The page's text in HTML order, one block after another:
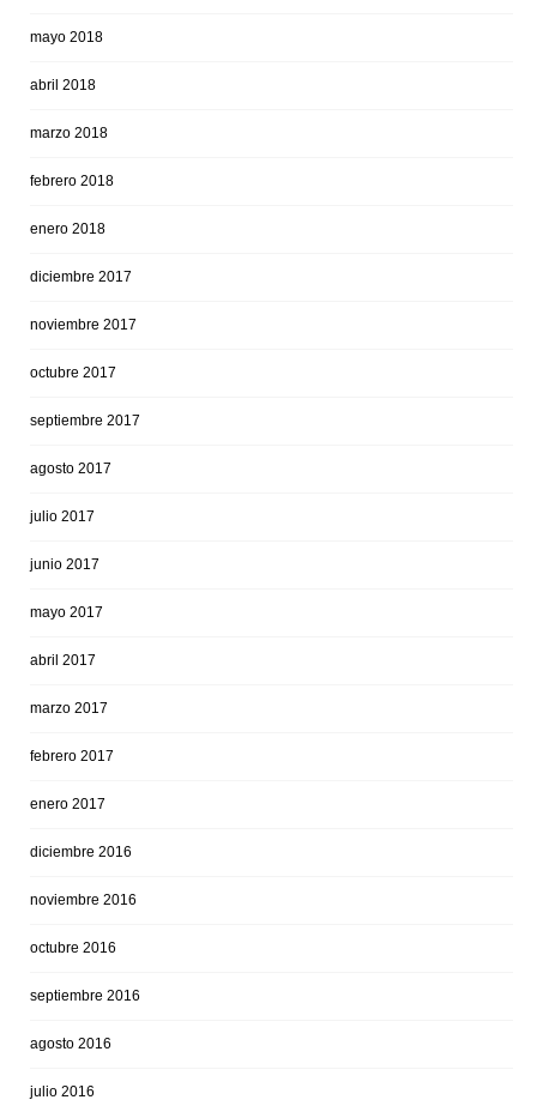
mayo 2018
abril 2018
marzo 2018
febrero 2018
enero 2018
diciembre 2017
noviembre 2017
octubre 2017
septiembre 2017
agosto 2017
julio 2017
junio 2017
mayo 2017
abril 2017
marzo 2017
febrero 2017
enero 2017
diciembre 2016
noviembre 2016
octubre 2016
septiembre 2016
agosto 2016
julio 2016